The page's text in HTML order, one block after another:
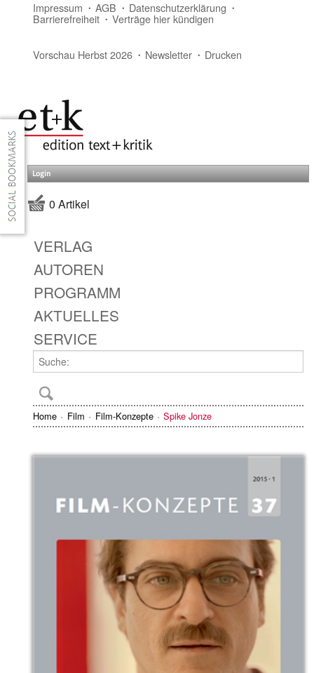
Impressum AGB Datenschutzerklärung
Barrierefreiheit Verträge hier kündigen
Vorschau Herbst 2026 Newsletter Drucken
Login
0 Artikel
VERLAG
AUTOREN
PROGRAMM
AKTUELLES
SERVICE
Home Film Film-Konzepte Spike Jonze